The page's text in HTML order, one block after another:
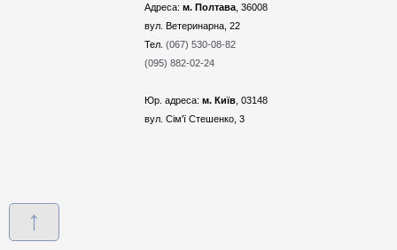
↑
Адреса:м. Полтава , 36008
вул. Ветеринарна, 22
Тел.(067) 530-08-82
(095) 882-02-24
Юр. адреса:м. Київ , 03148
вул. Сім'ї Стешенко, 3